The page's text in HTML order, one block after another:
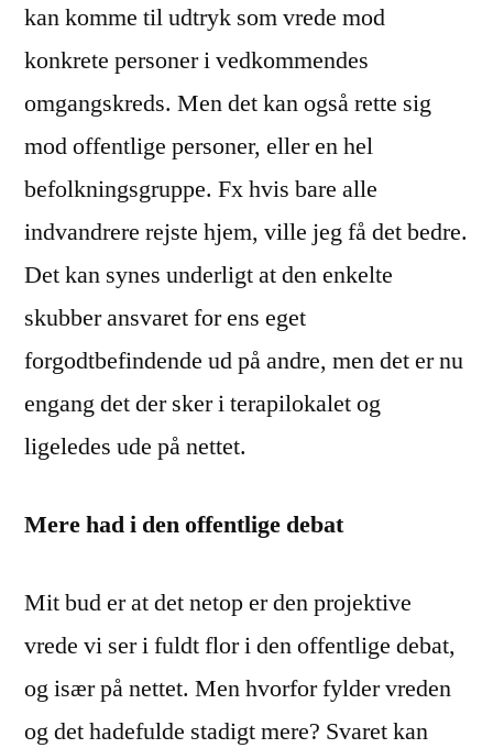
kan komme til udtryk som vrede mod
konkrete personer i vedkommendes
omgangskreds. Men det kan også rette sig
mod offentlige personer, eller en hel
befolkningsgruppe. Fx hvis bare alle
indvandrere rejste hjem, ville jeg få det bedre.
Det kan synes underligt at den enkelte
skubber ansvaret for ens eget
forgodtbefindende ud på andre, men det er nu
engang det der sker i terapilokalet og
ligeledes ude på nettet.
Mere had i den offentlige debat
Mit bud er at det netop er den projektive
vrede vi ser i fuldt flor i den offentlige debat,
og især på nettet. Men hvorfor fylder vreden
og det hadefulde stadigt mere? Svaret kan